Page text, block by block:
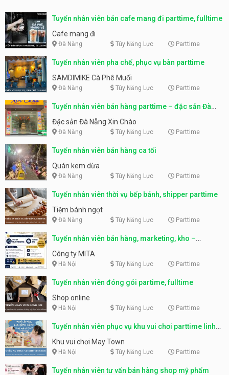
Tuyển nhân viên bán cafe mang đi parttime, fulltime
Cafe mang đi
Đà Nẵng Tùy Năng Lực Parttime
Tuyển nhân viên pha chế, phục vụ bàn parttime
SAMDIMIKE Cà Phê Muối
Đà Nẵng Tùy Năng Lực Parttime
Tuyển nhân viên bán hàng parttime – đặc sản Đà
Nẵng
Đặc sản Đà Nẵng Xin Chào
Đà Nẵng Tùy Năng Lực Parttime
Tuyển nhân viên bán hàng ca tối
Quán kem dừa
Đà Nẵng Tùy Năng Lực Parttime
Tuyển nhân viên thời vụ bếp bánh, shipper parttime
Tiệm bánh ngọt
Đà Nẵng Tùy Năng Lực Parttime
Tuyển nhân viên bán hàng, marketing, kho –
parttime, fulltime
Công ty MITA
Hà Nội Tùy Năng Lực Parttime
Tuyển nhân viên đóng gói partime, fulltime
Shop online
Hà Nội Tùy Năng Lực Parttime
Tuyển nhân viên phục vụ khu vui chơi parttime linh
động
Khu vui chơi May Town
Hà Nội Tùy Năng Lực Parttime
Tuyển nhân viên tư vấn bán hàng shop mỹ phẩm